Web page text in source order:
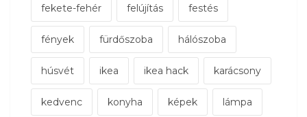
fekete-fehér felújítás festés
fények fürdőszoba hálószoba
húsvét ikea ikea hack karácsony
kedvenc konyha képek lámpa